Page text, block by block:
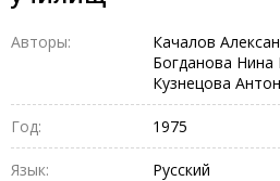
Авторы:
Качалов
Богданова Нина
Кузнецова
Год: 1975
Язык: Русский